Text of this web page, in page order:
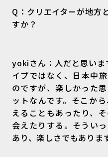
Q：クリエイターが地方
すか？
yokiさん：人だと思いま
イプではなく、日本中
のですが、楽しかった
ットなんです。そこか
えることもあったり、
会えたりする。そうい
あり、楽しさでもありま